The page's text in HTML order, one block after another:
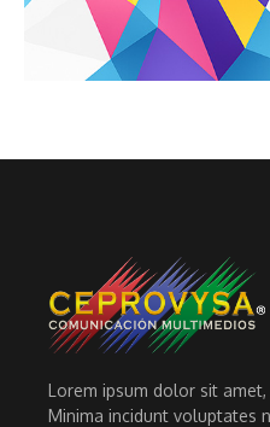
Lorem ipsum dolor sit
Minima incidunt voluptates